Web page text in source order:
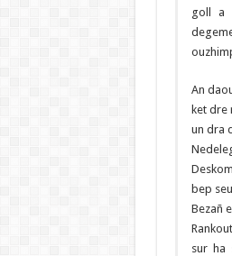
goll a
An
ket dre
un dra
bep
Bezañ
sur ha